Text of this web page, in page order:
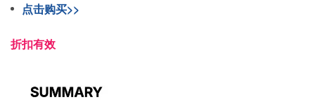
点击购买>>
折扣有效